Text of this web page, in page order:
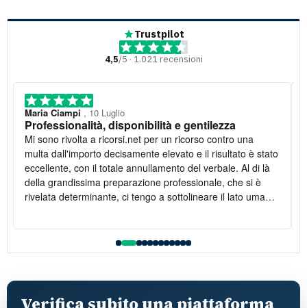
Trustpilot
4,5/5 · 1.021 recensioni
Maria Ciampi , 10 Luglio
Professionalità, disponibilità e gentilezza
Mi sono rivolta a ricorsi.net per un ricorso contro una
multa dall'importo decisamente elevato e il risultato è stato
eccellente, con il totale annullamento del verbale. Al di là
della grandissima preparazione professionale, che si è
rivelata determinante, ci tengo a sottolineare il lato umano: